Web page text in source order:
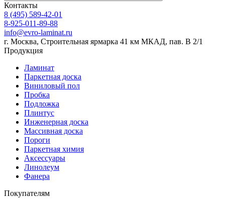
Контакты
8 (495) 589-42-01
8-925-011-89-88
info@evro-laminat.ru
г. Москва, Строительная ярмарка 41 км МКАД, пав. В 2/1
Продукция
Ламинат
Паркетная доска
Виниловый пол
Пробка
Подложка
Плинтус
Инженерная доска
Массивная доска
Пороги
Паркетная химия
Аксессуары
Линолеум
Фанера
Покупателям